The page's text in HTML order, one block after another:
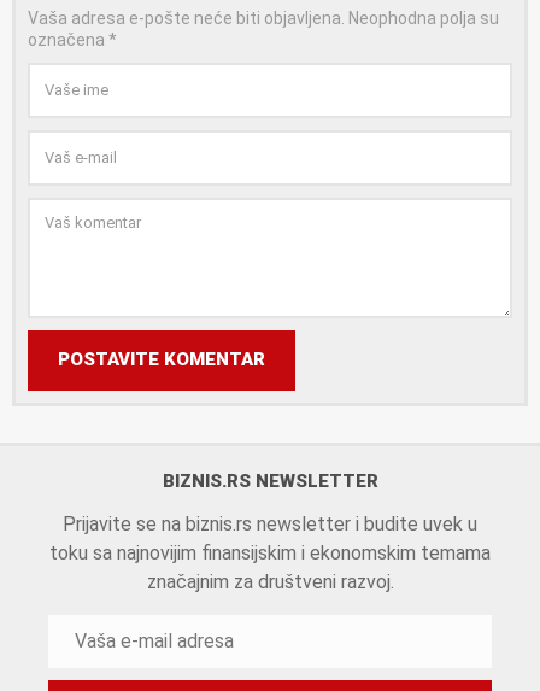
Vaša adresa e-pošte neće biti objavljena. Neophodna polja su
označena *
POSTAVITE KOMENTAR
BIZNIS.RS NEWSLETTER
Prijavite se na biznis.rs newsletter i budite uvek u
toku sa najnovijim finansijskim i ekonomskim temama
značajnim za društveni razvoj.